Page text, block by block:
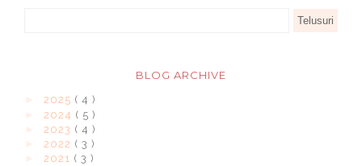
BLOG ARCHIVE
2025 ( 4 )
2024 ( 5 )
2023 ( 4 )
2022 ( 3 )
2021 ( 3 )